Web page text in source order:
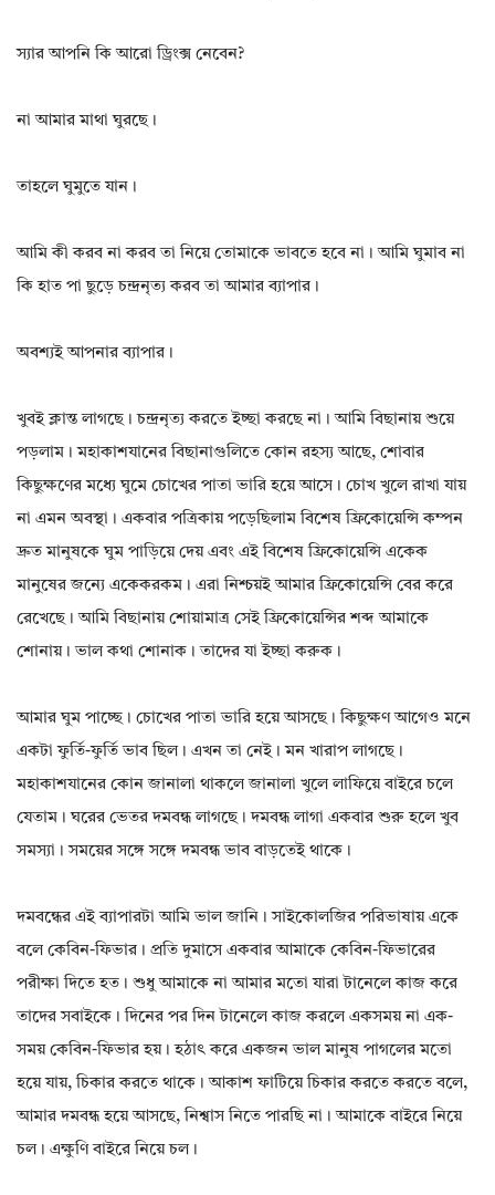
স্যার আপনি কি আরো ড্রিংক্স নেবেন?
না আমার মাথা ঘুরছে।
তাহলে ঘুমুতে যান।
আমি কী করব না করব তা নিয়ে তোমাকে ভাবতে হবে না। আমি ঘুমাব না
কি হাত পা ছুড়ে চন্দ্রনৃত্য করব তা আমার ব্যাপার।
অবশ্যই আপনার ব্যাপার।
খুবই ক্লান্ত লাগছে। চন্দ্রনৃত্য করতে ইচ্ছা করছে না। আমি বিছানায় শুয়ে
পড়লাম। মহাকাশযানের বিছানাগুলিতে কোন রহস্য আছে, শোবার
কিছুক্ষণের মধ্যে ঘুমে চোখের পাতা ভারি হয়ে আসে। চোখ খুলে রাখা যায়
না এমন অবস্থা। একবার পত্রিকায় পড়েছিলাম বিশেষ ফ্রিকোয়েন্সি কম্পন
দ্রুত মানুষকে ঘুম পাড়িয়ে দেয় এবং এই বিশেষ ফ্রিকোয়েন্সি একেক
মানুষের জন্যে একেকরকম। এরা নিশ্চয়ই আমার ফ্রিকোয়েন্সি বের করে
রেখেছে। আমি বিছানায় শোয়ামাত্র সেই ফ্রিকোয়েন্সির শব্দ আমাকে
শোনায়। ভাল কথা শোনাক। তাদের যা ইচ্ছা করুক।
আমার ঘুম পাচ্ছে। চোখের পাতা ভারি হয়ে আসছে। কিছুক্ষণ আগেও মনে
একটা ফুর্তি-ফুর্তি ভাব ছিল। এখন তা নেই। মন খারাপ লাগছে।
মহাকাশযানের কোন জানালা থাকলে জানালা খুলে লাফিয়ে বাইরে চলে
যেতাম। ঘরের ভেতর দমবন্ধ লাগছে। দমবন্ধ লাগা একবার শুরু হলে খুব
সমস্যা। সময়ের সঙ্গে সঙ্গে দমবন্ধ ভাব বাড়তেই থাকে।
দমবন্ধের এই ব্যাপারটা আমি ভাল জানি। সাইকোলজির পরিভাষায় একে
বলে কেবিন-ফিভার। প্রতি দুমাসে একবার আমাকে কেবিন-ফিভারের
পরীক্ষা দিতে হত। শুধু আমাকে না আমার মতো যারা টানেলে কাজ করে
তাদের সবাইকে। দিনের পর দিন টানেলে কাজ করলে একসময় না এক-
সময় কেবিন-ফিভার হয়। হঠাৎ করে একজন ভাল মানুষ পাগলের মতো
হয়ে যায়, চিকার করতে থাকে। আকাশ ফাটিয়ে চিকার করতে করতে বলে,
আমার দমবন্ধ হয়ে আসছে, নিশ্বাস নিতে পারছি না। আমাকে বাইরে নিয়ে
চল। এক্ষুণি বাইরে নিয়ে চল।